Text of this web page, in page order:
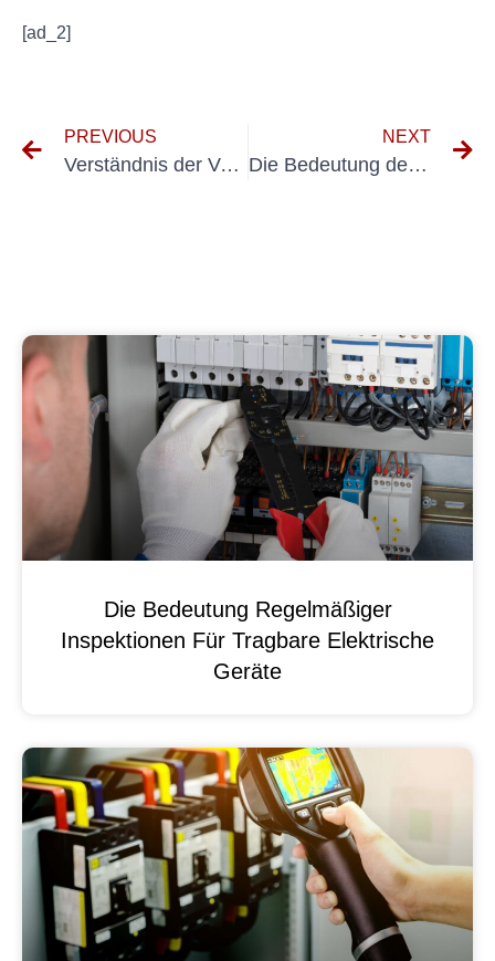
[ad_2]
PREVIOUS
Verständnis der Vorschriften und Normen für ortsveränderliche elektrische Arbeitsmittel
NEXT
Die Bedeutung der DGUV V3-Prüfung für die Einhaltung der Computersicherheit
Die Bedeutung Regelmäßiger
Inspektionen Für Tragbare Elektrische
Geräte